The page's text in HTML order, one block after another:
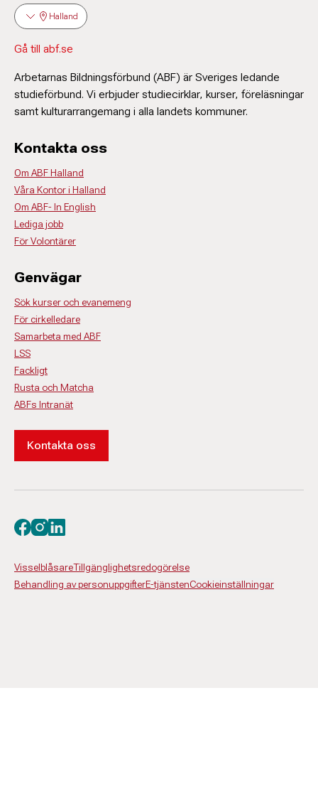
Halland
Gå till abf.se
Arbetarnas Bildningsförbund (ABF) är Sveriges ledande
studieförbund. Vi erbjuder studiecirklar, kurser, föreläsningar
samt kulturarrangemang i alla landets kommuner.
Kontakta oss
Om ABF Halland
Våra Kontor i Halland
Om ABF- In English
Lediga jobb
För Volontärer
Genvägar
Sök kurser och evanemeng
För cirkelledare
Samarbeta med ABF
LSS
Fackligt
Rusta och Matcha
ABFs Intranät
Kontakta oss
VisselblåsareTillgänglighetsredogörelse
Behandling av personuppgifterE-tjänstenCookieinställningar
Besök oss på facebook
Besök oss på instagram
Besök oss på linkedin